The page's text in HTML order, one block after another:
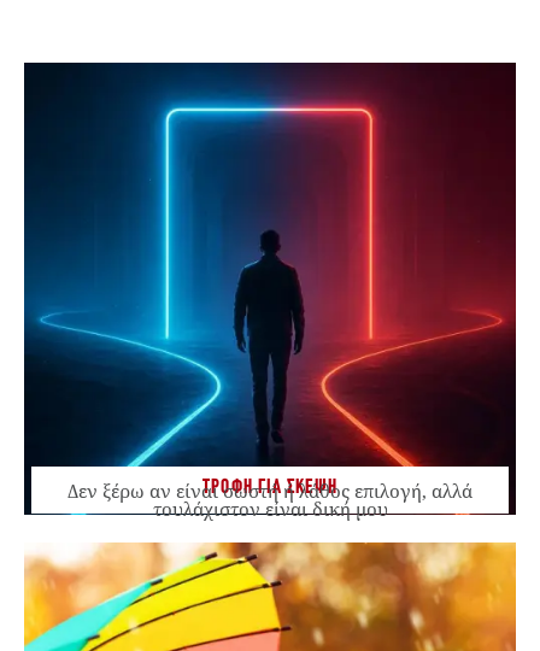
ΤΡΟΦΗ ΓΙΑ ΣΚΕΨΗ
Δεν ξέρω αν είναι σωστή ή λάθος επιλογή, αλλά
τουλάχιστον είναι δική μου